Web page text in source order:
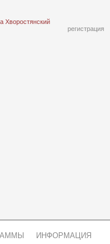
Хворостянский
регистрация
ИНФОРМАЦИЯ